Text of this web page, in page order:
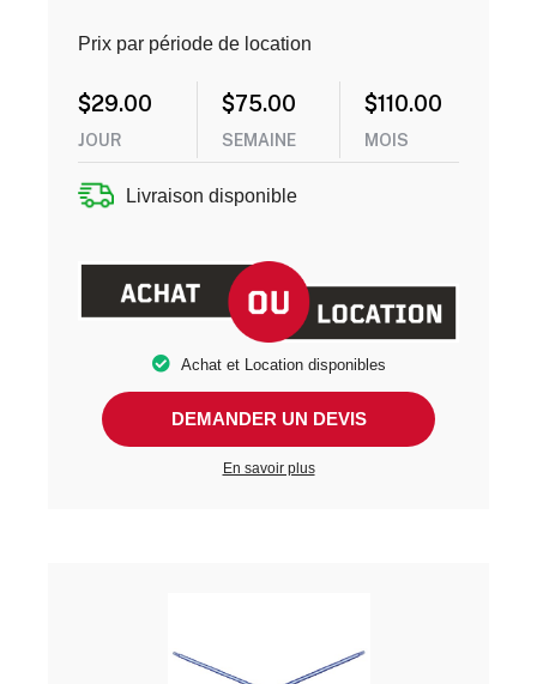
Prix par période de location
$29.00
JOUR
$75.00
SEMAINE
$110.00
MOIS
Livraison disponible
Achat et Location disponibles
DEMANDER UN DEVIS
En savoir plus